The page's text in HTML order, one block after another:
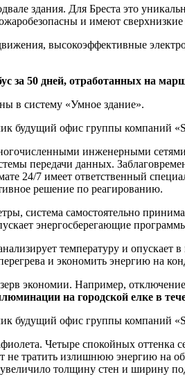
здания. Для Бреста это
и имеют сверхнизкие
высокоэффективные
за 50 дней, отработанных на
в систему «Умное здание».
инженерными
передачи данных.
24/7 имеет ответственный
решение по реагированию.
система самостоятельно
энергосберегающие
температуру и
и экономить энергию на
экономии. Например,
на городской елке в
Четыре спокойных
не тратить излишнюю энергию на
толщину стен и ширину